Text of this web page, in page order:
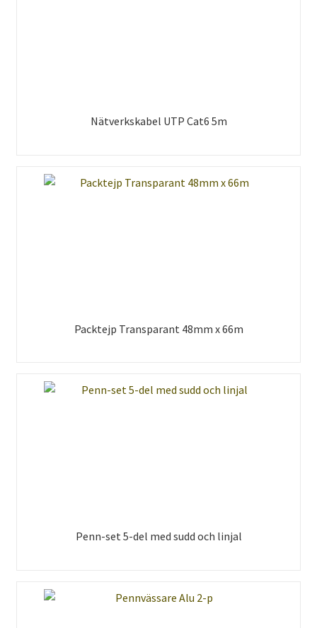
Nätverkskabel UTP Cat6 5m
Packtejp Transparant 48mm x 66m
Penn-set 5-del med sudd och linjal